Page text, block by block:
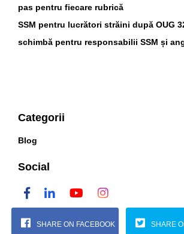
pas pentru fiecare rubrică
SSM pentru lucrători străini după OUG
schimbă pentru responsabilii SSM și
Categorii
Blog
Social
SHARE ON FACEBOOK SHARE